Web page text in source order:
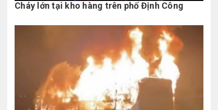
Cháy lớn tại kho hàng trên phố Định Công